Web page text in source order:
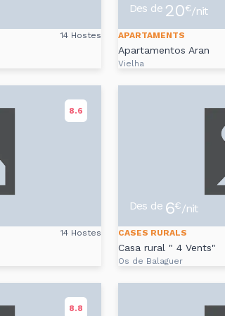
14 Hostes
Des de 20€/nit
APARTAMENTS
Apartamentos Aran
Vielha
8.6
14 Hostes
Des de 6€/nit
CASES RURALS
Casa rural " 4 Vents"
Os de Balaguer
8.8